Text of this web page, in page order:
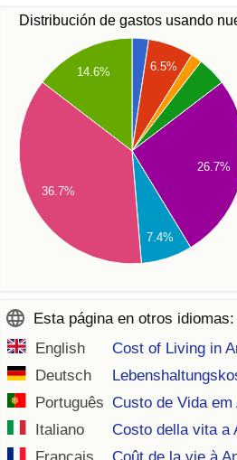
Distribución de gastos usando
6.5%
26.7%
7.4%
14.6%
36.7%
Esta página en otros idiomas:
English
Cost of Living in
Deutsch
Português Custo de Vida em
Italiano
Costo della vita a